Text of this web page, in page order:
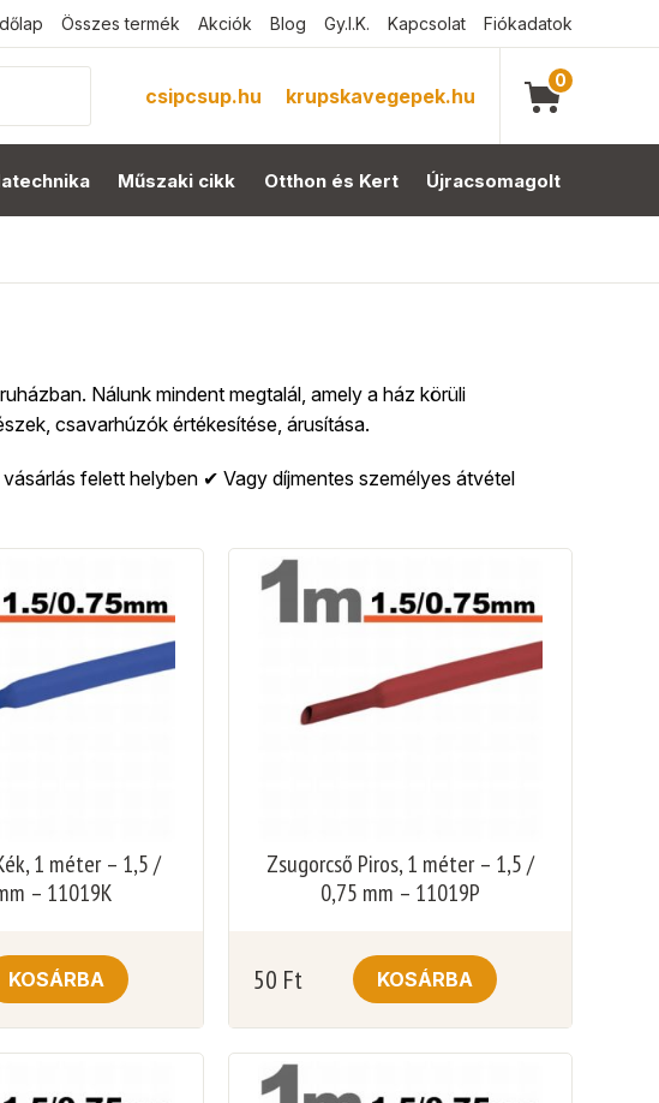
Összes termék Akciók Blog Gy.I.K. Kapcsolat Fiókadatok
csipcsup.hu krupskavegepek.hu
0
Műszaki cikk Otthon és Kert Újracsomagolt
Nálunk mindent megtalál, amely a ház körüli
csavarhúzók értékesítése, árusítása.
felett helyben ✔ Vagy díjmentes személyes átvétel
1 méter – 1,5 /
– 11019K
KOSÁRBA
Zsugorcső Piros, 1 méter – 1,5 /
0,75 mm – 11019P
50 Ft KOSÁRBA